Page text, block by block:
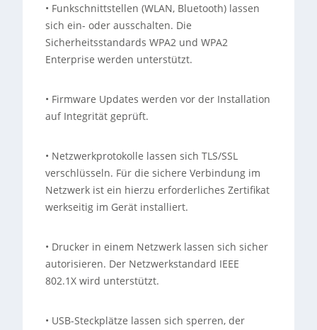
• Funkschnittstellen (WLAN, Bluetooth) lassen
sich ein- oder ausschalten. Die
Sicherheitsstandards WPA2 und WPA2
Enterprise werden unterstützt.
• Firmware Updates werden vor der Installation
auf Integrität geprüft.
• Netzwerkprotokolle lassen sich TLS/SSL
verschlüsseln. Für die sichere Verbindung im
Netzwerk ist ein hierzu erforderliches Zertifikat
werkseitig im Gerät installiert.
• Drucker in einem Netzwerk lassen sich sicher
autorisieren. Der Netzwerkstandard IEEE
802.1X wird unterstützt.
• USB-Steckplätze lassen sich sperren, der